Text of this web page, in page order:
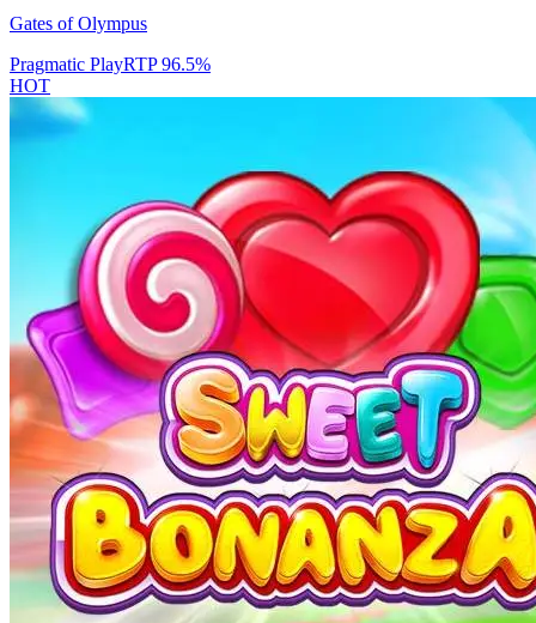
Gates of Olympus
Pragmatic PlayRTP96.5%
HOT